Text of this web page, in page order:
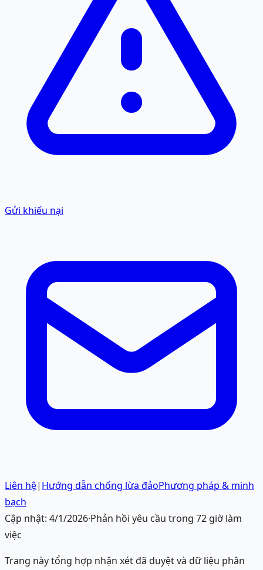
Gửi khiếu nại
Liên hệ| Hướng dẫn chống lừa đảoPhương pháp & minh
bạch
Cập nhật: 4/1/2026·Phản hồi yêu cầu trong 72 giờ làm
việc
Trang này tổng hợp nhận xét đã duyệt và dữ liệu phân